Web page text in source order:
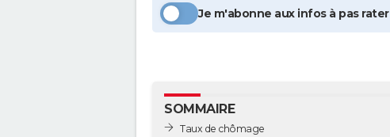
Je m'abonne aux infos à pas rater
SOMMAIRE
Taux de chômage